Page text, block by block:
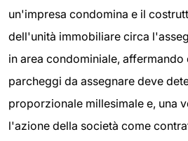
un'impresa condomina e il
dell'unità immobiliare circa
in area condominiale, affermando
parcheggi da assegnare deve
proporzionale millesimale e, una
l'azione della società come